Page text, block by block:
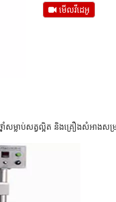
មើលវីដេអូ
ាំសម្លាប់សត្វល្អិត និងគ្រឿងសំអាងស